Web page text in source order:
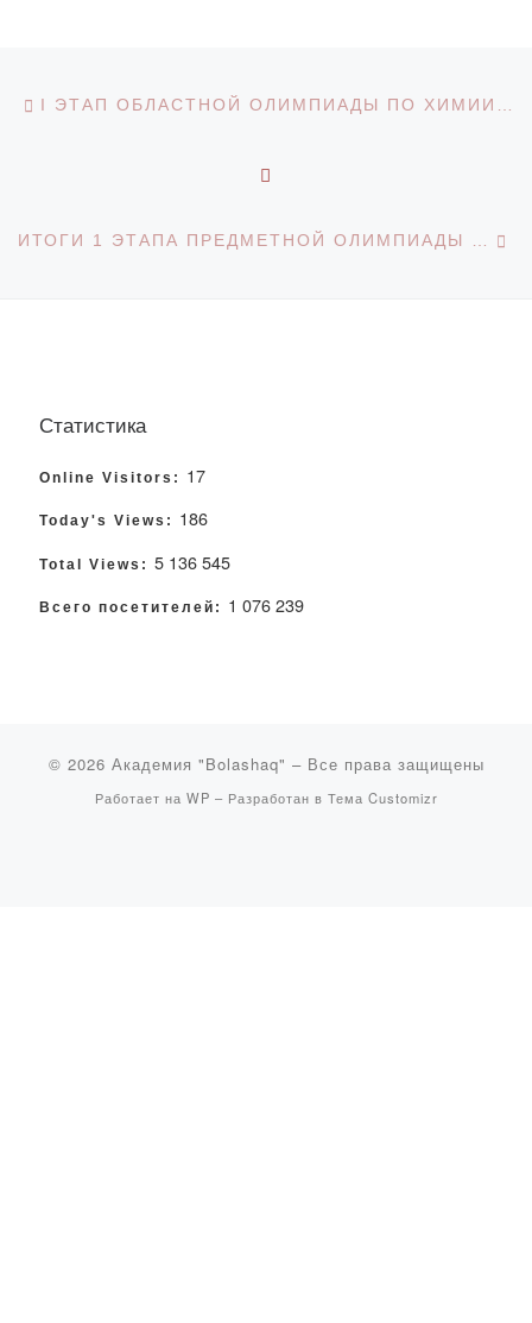
Навигация по записям I ЭТАП ОБЛАСТНОЙ ОЛИМПИАДЫ ПО ХИМИИ И БИОЛОГИИ
ИТОГИ 1 ЭТАПА ПРЕДМЕТНОЙ ОЛИМПИАДЫ ПО ХИМИИ И БИОЛОГИИ
Статистика
Online Visitors: 17
Today's Views: 186
Total Views: 5 136 545
Всего посетителей: 1 076 239
© 2026 Академия "Bolashaq" – Все права защищены
Работает на WP – Разработан в Тема Customizr